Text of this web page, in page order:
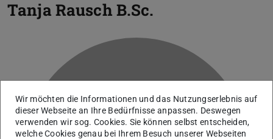
Tanja Rausch B.Sc.
Wir möchten die Informationen und das Nutzungserlebnis auf
dieser Webseite an Ihre Bedürfnisse anpassen. Deswegen
verwenden wir sog. Cookies. Sie können selbst entscheiden,
welche Cookies genau bei Ihrem Besuch unserer Webseiten